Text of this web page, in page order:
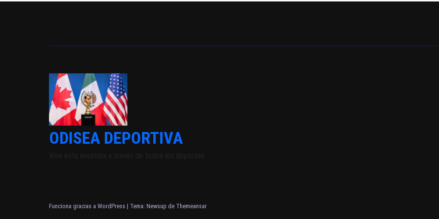
ODISEA DEPORTIVA
Vive esta aventura a través de todos los deportes
Funciona gracias a WordPress | Tema: Newsup de Themeansar